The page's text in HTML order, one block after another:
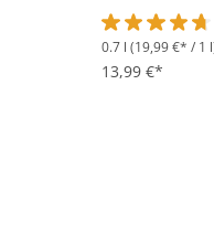
0.7 l (19,99 €* / 1
13,99 €*